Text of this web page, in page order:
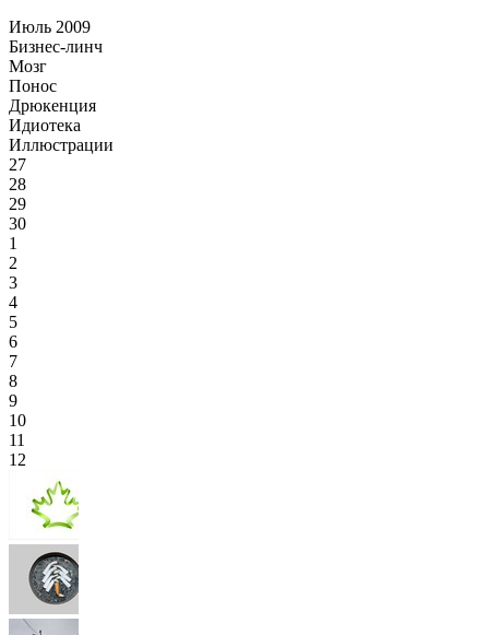
Июль 2009
Бизнес-линч
Мозг
Понос
Дрюкенция
Идиотека
Иллюстрации
27
28
29
30
1
2
3
4
5
6
7
8
9
10
11
12